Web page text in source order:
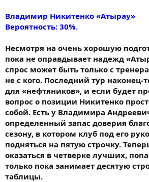
Владимир Никитенко «Атырау»
Вероятность: 30%.
Несмотря на очень хорошую
пока не оправдывает надежд
спрос может быть только с
не с кого. Последний тур наконец-
для «нефтяников», и если будет
вопрос о позиции Никитенко
собой. Есть у Владимира
определенный запас доверия
сезону, в котором клуб под его
подняться на пятую строчку.
оказаться в четверке лучших,
только пока занимает десятую
таблицы.